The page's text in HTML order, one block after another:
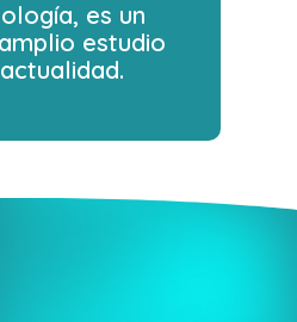
es un
estudio